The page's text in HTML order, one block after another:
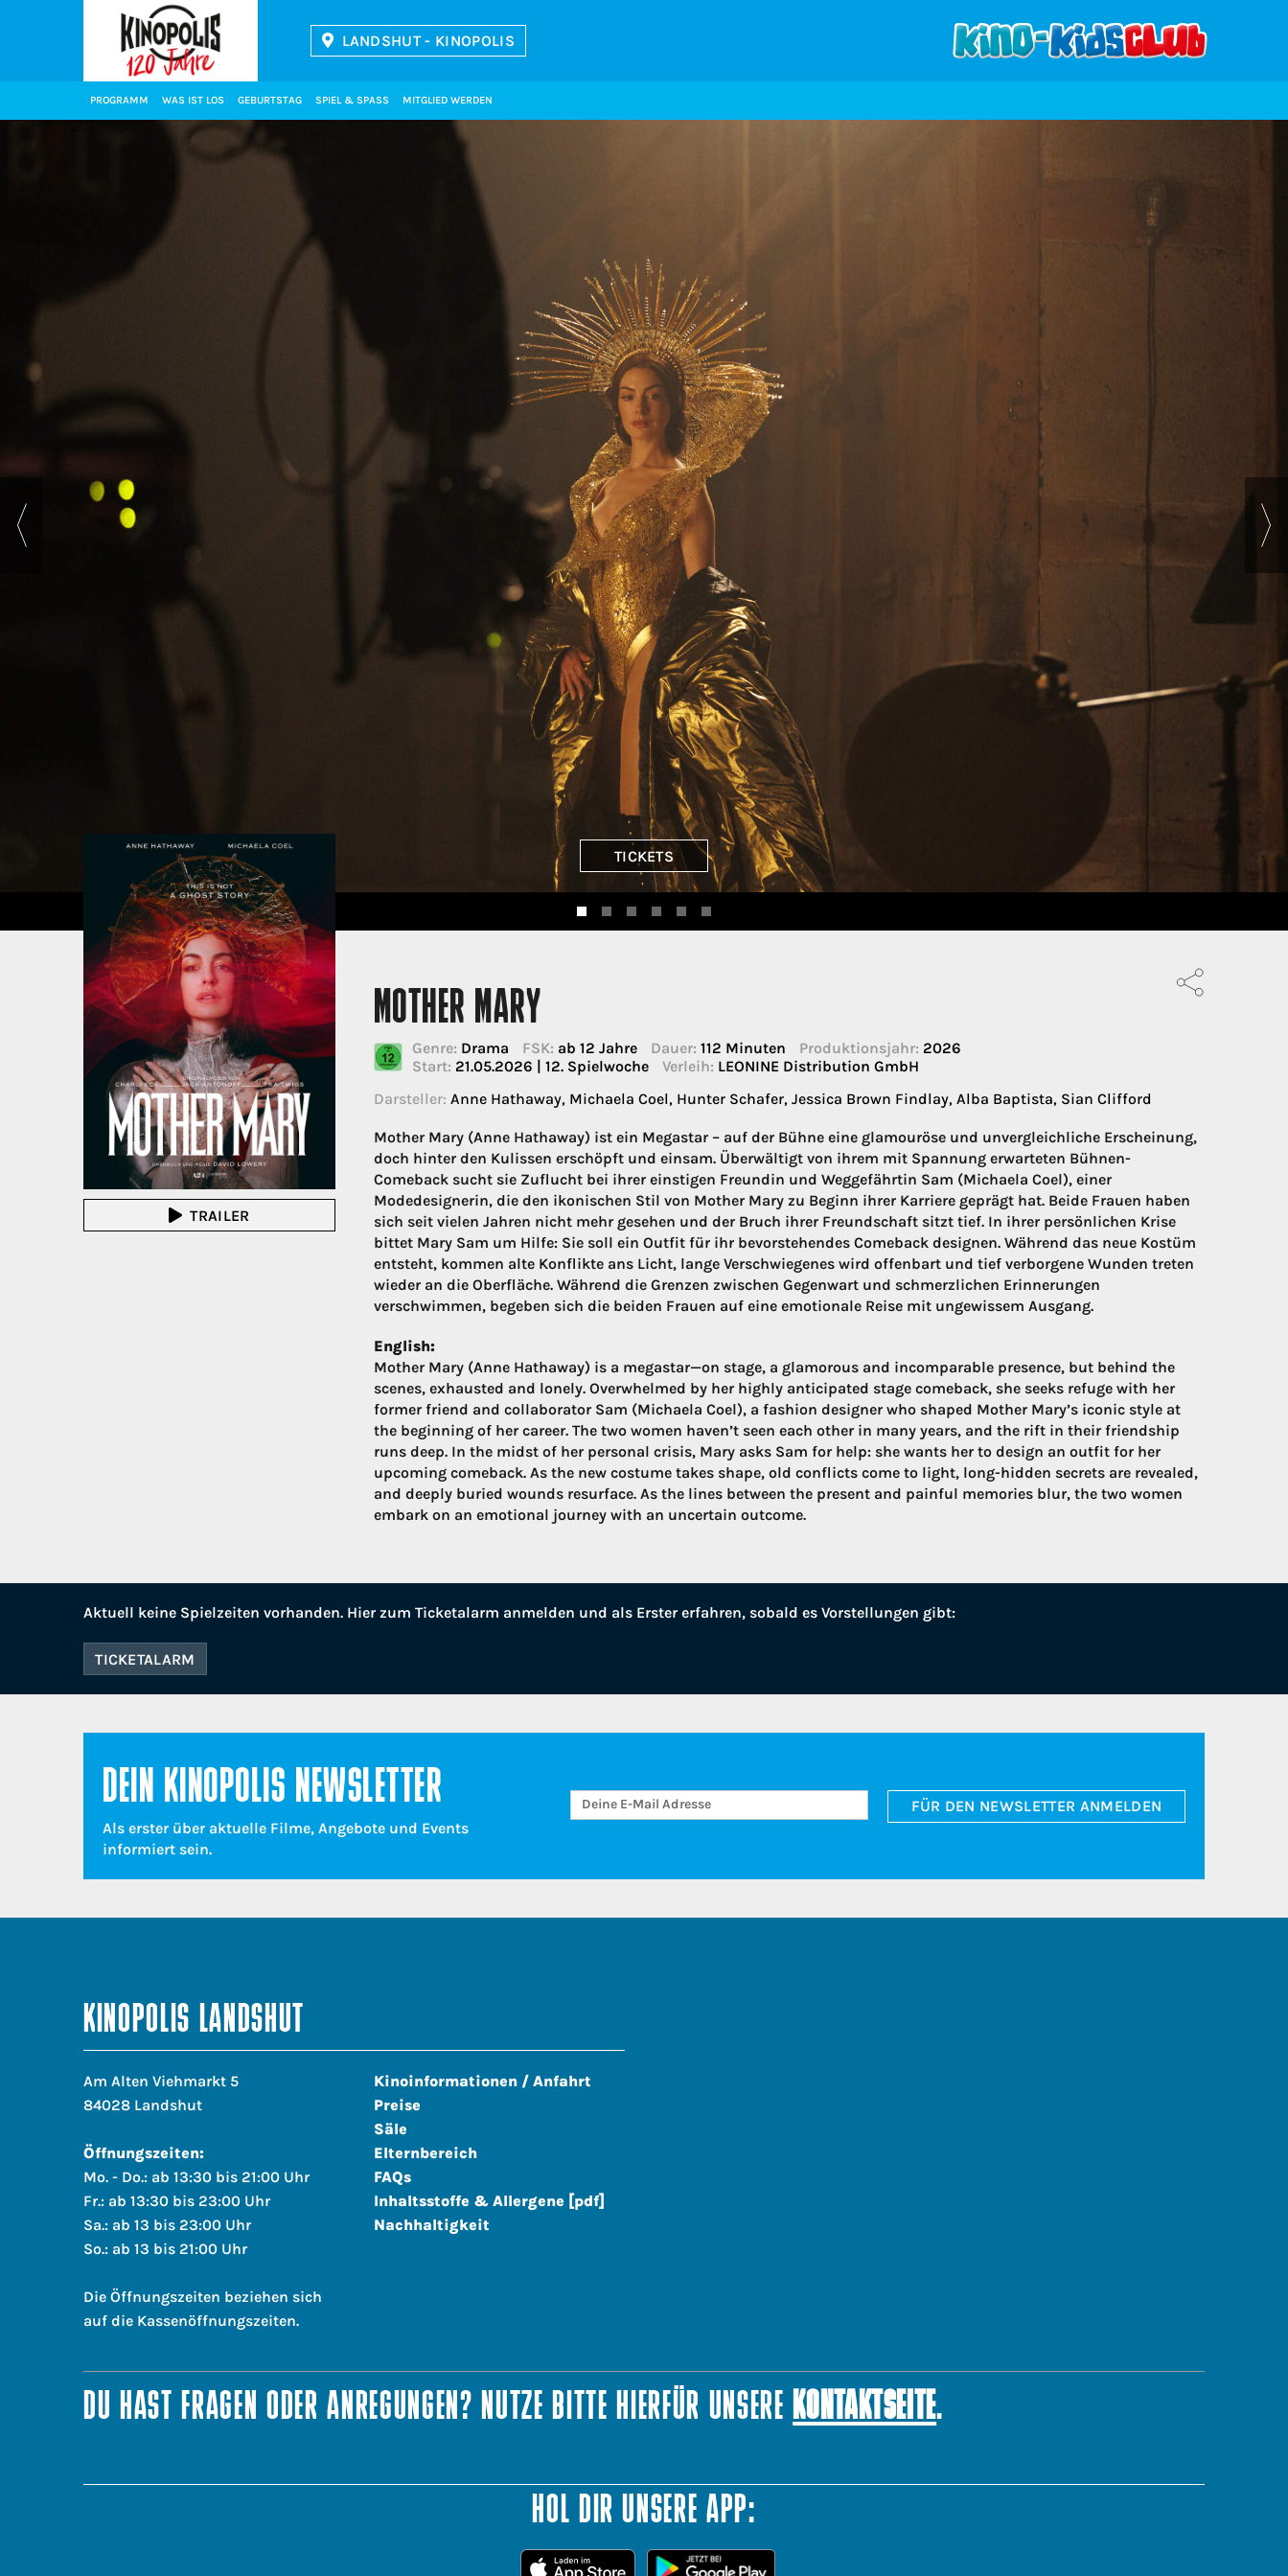
LANDSHUT - KINOPOLIS
PROGRAMM WAS IST LOS GEBURTSTAG SPIEL & SPASS MITGLIED WERDEN
TICKETS
TRAILER
MOTHER MARY
Genre: Drama FSK: ab 12 Jahre Dauer: 112 Minuten Produktionsjahr: 2026
Start: 21.05.2026 | 12. Spielwoche Verleih: LEONINE Distribution GmbH
Darsteller: Anne Hathaway, Michaela Coel, Hunter Schafer, Jessica Brown Findlay, Alba Baptista, Sian Clifford
Mother Mary (Anne Hathaway) ist ein Megastar – auf der Bühne eine glamouröse und unvergleichliche Erscheinung,
doch hinter den Kulissen erschöpft und einsam. Überwältigt von ihrem mit Spannung erwarteten Bühnen-
Comeback sucht sie Zuflucht bei ihrer einstigen Freundin und Weggefährtin Sam (Michaela Coel), einer
Modedesignerin, die den ikonischen Stil von Mother Mary zu Beginn ihrer Karriere geprägt hat. Beide Frauen haben
sich seit vielen Jahren nicht mehr gesehen und der Bruch ihrer Freundschaft sitzt tief. In ihrer persönlichen Krise
bittet Mary Sam um Hilfe: Sie soll ein Outfit für ihr bevorstehendes Comeback designen. Während das neue Kostüm
entsteht, kommen alte Konflikte ans Licht, lange Verschwiegenes wird offenbart und tief verborgene Wunden treten
wieder an die Oberfläche. Während die Grenzen zwischen Gegenwart und schmerzlichen Erinnerungen
verschwimmen, begeben sich die beiden Frauen auf eine emotionale Reise mit ungewissem Ausgang.
English:
Mother Mary (Anne Hathaway) is a megastar—on stage, a glamorous and incomparable presence, but behind the
scenes, exhausted and lonely. Overwhelmed by her highly anticipated stage comeback, she seeks refuge with her
former friend and collaborator Sam (Michaela Coel), a fashion designer who shaped Mother Mary’s iconic style at
the beginning of her career. The two women haven’t seen each other in many years, and the rift in their friendship
runs deep. In the midst of her personal crisis, Mary asks Sam for help: she wants her to design an outfit for her
upcoming comeback. As the new costume takes shape, old conflicts come to light, long-hidden secrets are revealed,
and deeply buried wounds resurface. As the lines between the present and painful memories blur, the two women
embark on an emotional journey with an uncertain outcome.
Aktuell keine Spielzeiten vorhanden. Hier zum Ticketalarm anmelden und als Erster erfahren, sobald es Vorstellungen gibt:
TICKETALARM
DEIN KINOPOLIS NEWSLETTER
Als erster über aktuelle Filme, Angebote und Events
informiert sein.
FÜR DEN NEWSLETTER ANMELDEN
KINOPOLIS LANDSHUT
Am Alten Viehmarkt 5
84028 Landshut
Öffnungszeiten:
Mo. - Do.: ab 13:30 bis 21:00 Uhr
Fr.: ab 13:30 bis 23:00 Uhr
Sa.: ab 13 bis 23:00 Uhr
So.: ab 13 bis 21:00 Uhr
Die Öffnungszeiten beziehen sich
auf die Kassenöffnungszeiten.
Kinoinformationen / Anfahrt
Preise
Säle
Elternbereich
FAQs
Inhaltsstoffe & Allergene [pdf]
Nachhaltigkeit
DU HAST FRAGEN ODER ANREGUNGEN? NUTZE BITTE HIERFÜR UNSEREKONTAKTSEITE.
HOL DIR UNSERE APP: